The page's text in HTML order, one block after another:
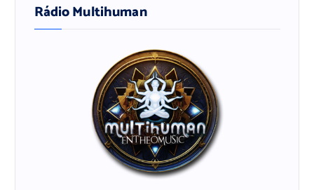
Rádio Multihuman